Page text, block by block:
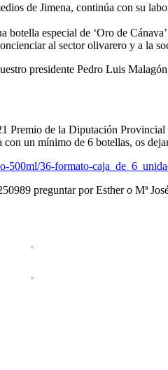
de Jimena, continúa con su
especial de ‘Oro de
al sector olivarero y a la
presidente Pedro Luis
Premio de la Diputación
un mínimo de 6 botellas, os
500ml/36-formato-
preguntar por Esther o Mª